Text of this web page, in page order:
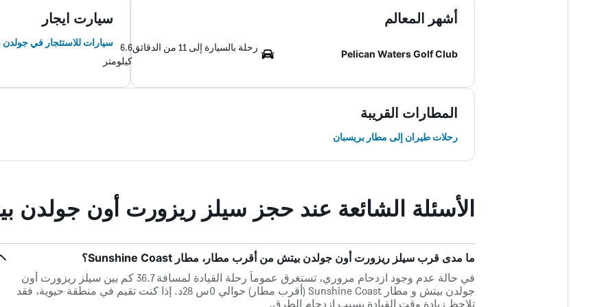
أشهر المعالم
Pelican Waters Golf Club
رحلة بالسيارة إلى 11 من الدقائق
6.6
كيلومتر
سيارت ايجار
سيارات للاستئجار في
المطارات القريبة
رحلات طيران إلى مطار بريسبان
الأسئلة الشائعة عند حجز سيلز ريزورت أون جولدن
ما مدى قرب سيلز ريزورت أون جولدن بيتش من أقرب مطار، مطار Sunshine Coast؟
في حالة عدم وجود ازدحام مروري، تستغرق عموماً رحلة القيادة لمسافة 36.7 كم بين سيلز ريزورت أون
جولدن بيتش و مطار Sunshine Coast (أقرب مطار) حوالي 0س 28د. إذا كنت تقيم في منطقة حيوية، فقد
تلاحظ زيادة وقت القيادة بسبب ازدحام الطرق.